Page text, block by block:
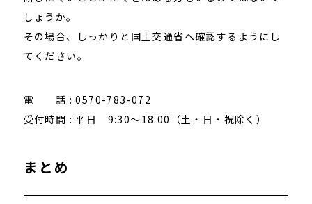
しょうか。
その場合、しっかりと国土交通省へ確認するようにし
てください。
電 話 : 0570-783-072
受付時間 : 平日 9:30～18:00（土・日・祝除く）
まとめ